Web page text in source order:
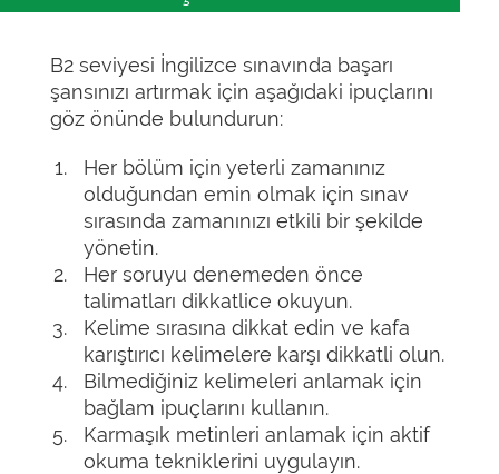
B2 seviyesi İngilizce sınavında başarı
şansınızı artırmak için aşağıdaki ipuçlarını
göz önünde bulundurun:
Her bölüm için yeterli zamanınız
olduğundan emin olmak için sınav
sırasında zamanınızı etkili bir şekilde
yönetin.
Her soruyu denemeden önce
talimatları dikkatlice okuyun.
Kelime sırasına dikkat edin ve kafa
karıştırıcı kelimelere karşı dikkatli olun.
Bilmediğiniz kelimeleri anlamak için
bağlam ipuçlarını kullanın.
Karmaşık metinleri anlamak için aktif
okuma tekniklerini uygulayın.